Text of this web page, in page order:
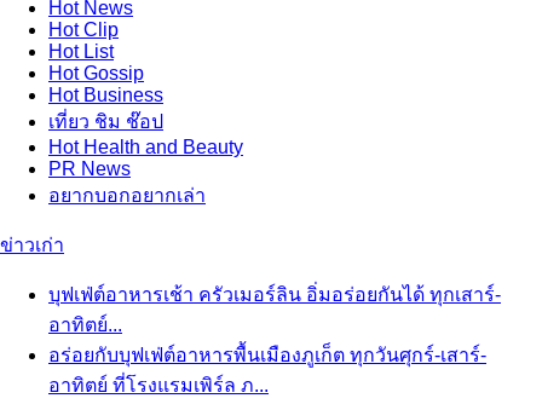
HotNews
HotClip
HotList
HotGossip
HotBusiness
เที่ยว ชิม ช๊อป
HotHealth and Beauty
PR News
อยากบอกอยากเล่า
ข่าวเก่า
บุฟเฟ่ต์อาหารเช้า ครัวเมอร์ลิน อิ่มอร่อยกันได้ ทุกเสาร์-
อาทิตย์...
อร่อยกับบุฟเฟ่ต์อาหารพื้นเมืองภูเก็ต ทุกวันศุกร์-เสาร์-
อาทิตย์ ที่โรงแรมเพิร์ล ภ...